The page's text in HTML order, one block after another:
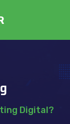
Digital?